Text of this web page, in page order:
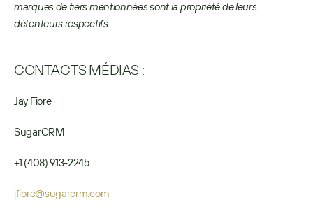
marques de tiers mentionnées sont la propriété de leurs
détenteurs respectifs.
CONTACTS MÉDIAS :
Jay Fiore
SugarCRM
+1 (408) 913-2245
jfiore@sugarcrm.com